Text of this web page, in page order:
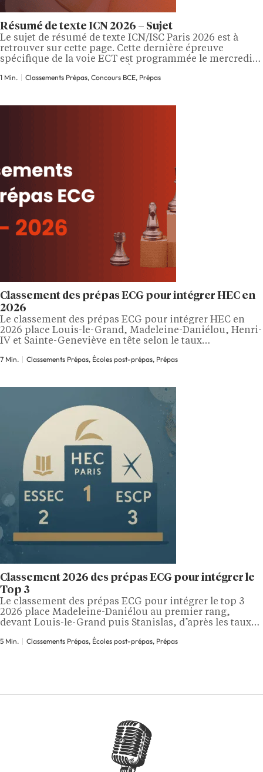
Résumé de texte ICN 2026 – Sujet
Le sujet de résumé de texte ICN/ISC Paris 2026 est à
retrouver sur cette page. Cette dernière épreuve
spécifique de la voie ECT est programmée le mercredi
du concours BCE 2026. La BCE précise que l’épreuve
1 Min. Classements Prépas, Concours BCE, Prépas
Classement des prépas ECG pour intégrer HEC en
2026
Le classement des prépas ECG pour intégrer HEC en
2026 place Louis-le-Grand, Madeleine-Daniélou, Henri-
IV et Sainte-Geneviève en tête selon le taux
lecture du palmarès ne se résume pourtant pas à un
7 Min. Classements Prépas, Écoles post-prépas, Prépas
Classement 2026 des prépas ECG pour intégrer le
Top 3
Le classement des prépas ECG pour intégrer le top 3
2026 place Madeleine-Daniélou au premier rang,
devant Louis-le-Grand puis Stanislas, d’après les taux
Derrière ce trio, la hiérarchie reste serrée, avec
5 Min. Classements Prépas, Écoles post-prépas, Prépas